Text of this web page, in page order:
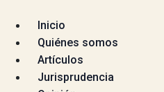
Inicio
Quiénes somos
Artículos
Jurisprudencia